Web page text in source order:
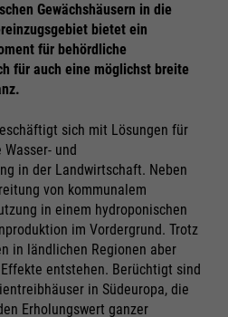
Gewächshäusern in die
bietet ein
für behördliche
für auch eine möglichst breite
sich mit Lösungen für
und
in der Landwirtschaft. Neben
von kommunalem
in einem hydroponischen
im Vordergrund. Trotz
in ländlichen Regionen aber
entstehen. Berüchtigt sind
in Südeuropa, die
Erholungswert ganzer